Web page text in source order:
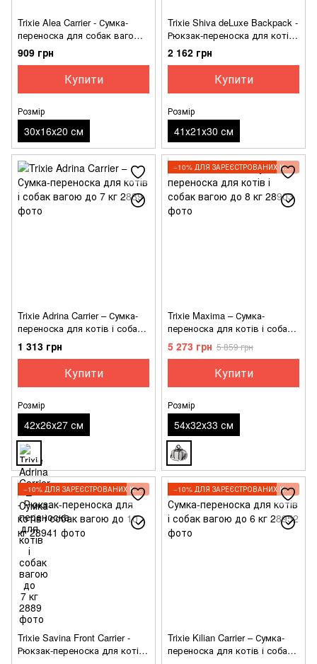
Trixie Alea Carrier - Сумка-
переноска для собак вагою
до 5 кг
909 грн
Купити
Розмір
30х16х20 см
Trixie Shiva deLuxe Backpack -
Рюкзак-переноска для котів і
собак вагою до 8 кг
2 162 грн
Купити
Розмір
41х21х30 см
Trixie Adrina Carrier – Сумка-
переноска для котів і собак
вагою до 7 кг
1 313 грн
Купити
Розмір
42х26х27 см
−10% ДЛЯ ЗАРЕЄСТРОВАНИХ КЛІЄНТІВ
Trixie Maxima – Сумка-
переноска для котів і собак
вагою до 8 кг
5 273 грн 5 859 грн
Купити
Розмір
54х32х33 см
−10% ДЛЯ ЗАРЕЄСТРОВАНИХ КЛІЄНТІВ
Trixie Savina Front Carrier -
Рюкзак-переноска для котів і
−10% ДЛЯ ЗАРЕЄСТРОВАНИХ КЛІЄНТІВ
Trixie Kilian Carrier – Сумка-
переноска для котів і собак